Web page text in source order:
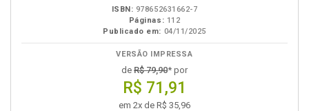
ISBN: 978652631662-7
Páginas: 112
Publicado em: 04/11/2025
VERSÃO IMPRESSA
de R$ 79,90* por
R$ 71,91
em 2x de R$ 35,96